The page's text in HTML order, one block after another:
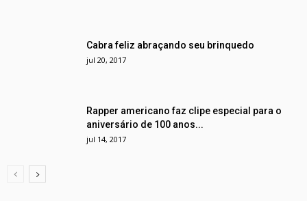
Cabra feliz abraçando seu brinquedo
jul 20, 2017
Rapper americano faz clipe especial para o
aniversário de 100 anos...
jul 14, 2017